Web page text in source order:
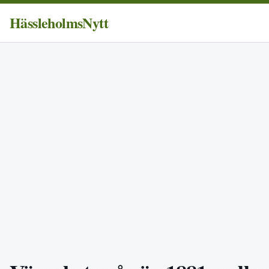
HässleholmsNytt